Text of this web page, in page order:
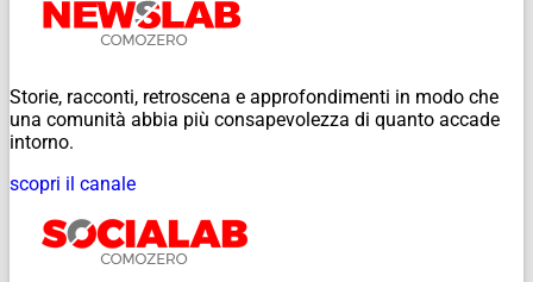
Storie, racconti, retroscena e approfondimenti in modo che
una comunità abbia più consapevolezza di quanto accade
intorno.
scopri il canale